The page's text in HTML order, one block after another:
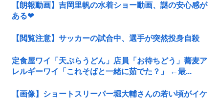
【朗報動画】吉岡里帆の水着ショー動画、謎の安心感が
ある❤
【閲覧注意】サッカーの試合中、選手が突然投身自殺
定食屋ワイ「天ぷらうどん」店員「お待ちどう」蕎麦ア
レルギーワイ「これそばと一緒に茹でた？」 ←最...
【画像】ショートスリーパー堀大輔さんの若い頃がイケ